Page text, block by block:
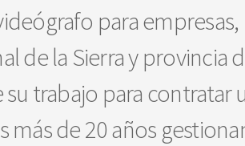
para
de la Sierra y
trabajo para
más de 20 años